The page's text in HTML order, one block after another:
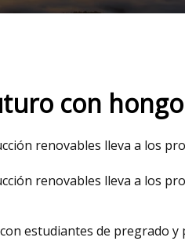
con
renovables lleva a los
renovables lleva a los
estudiantes de pregrado